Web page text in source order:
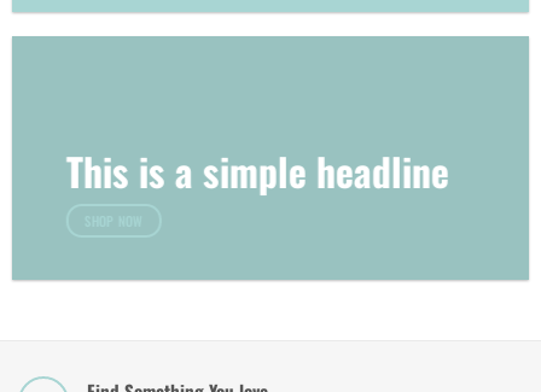
This is a simple headline